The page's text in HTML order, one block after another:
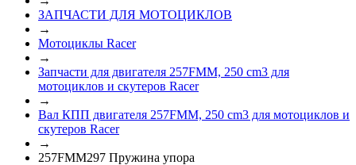
ЗАПЧАСТИ ДЛЯ МОТОЦИКЛОВ
→
Мотоциклы Racer
→
Запчасти для двигателя 257FMM, 250 cm3 для
мотоциклов и скутеров Racer
→
Вал КПП двигателя 257FMM, 250 cm3 для мотоциклов и
скутеров Racer
→
257FMM297 Пружина упора